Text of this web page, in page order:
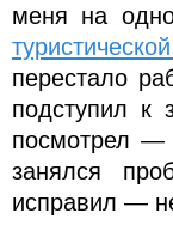
меня на
перестало
подступил к
посмотрел —
занялся
исправил —